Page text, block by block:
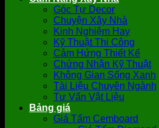
Góc Tự Decor
Chuyện Xây Nhà
Kinh Nghiệm Hay
Kỹ Thuật Thi Công
Cảm Hứng Thiết Kế
Chứng Nhận Kỹ Thuật
Không Gian Sống Xanh
Tài Liệu Chuyên Ngành
Tư Vấn Vật Liệu
Bảng giá
Giá Tấm Cemboard